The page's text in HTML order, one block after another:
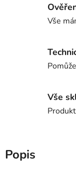
Vše
Vše
Popis